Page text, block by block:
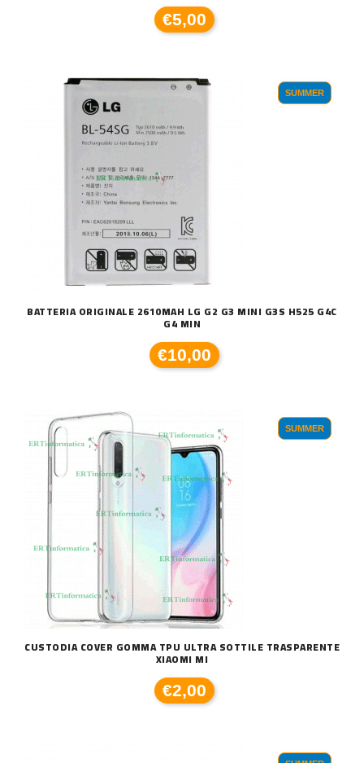
€5,00
SUMMER
BATTERIA ORIGINALE 2610MAH LG G2 G3 MINI G3S H525 G4C
G4 MIN
€10,00
SUMMER
CUSTODIA COVER GOMMA TPU ULTRA SOTTILE TRASPARENTE
XIAOMI MI
€2,00